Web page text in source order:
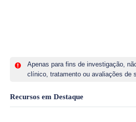
Apenas para fins de investigação,
clínico, tratamento ou avaliações de
Recursos em Destaque